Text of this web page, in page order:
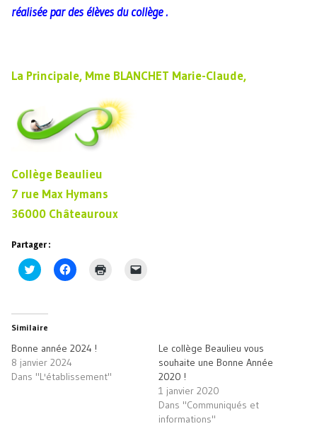
réalisée par des élèves du collège .
La Principale, Mme BLANCHET Marie-Claude,
Collège Beaulieu
7 rue Max Hymans
36000 Châteauroux
Partager :
Cliquez
pour
dans
une
nouvelle
Cliquez
pour
Cliquer
ami(ouvre
dans
nouvelle
fenêtre)
Similaire
Bonne année 2024 !
8 janvier 2024
Dans "L'établissement"
Le collège Beaulieu vous
souhaite une Bonne Année
2020 !
1 janvier 2020
Dans "Communiqués et
informations"